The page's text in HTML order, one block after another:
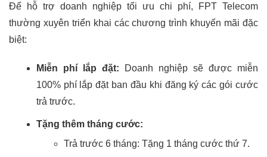
Để hỗ trợ doanh nghiệp tối ưu chi phí, FPT Telecom
thường xuyên triển khai các chương trình khuyến mãi đặc
biệt:
Miễn phí lắp đặt: Doanh nghiệp sẽ được miễn
100% phí lắp đặt ban đầu khi đăng ký các gói cước
trả trước.
Tặng thêm tháng cước:
Trả trước 6 tháng: Tặng 1 tháng cước thứ 7.